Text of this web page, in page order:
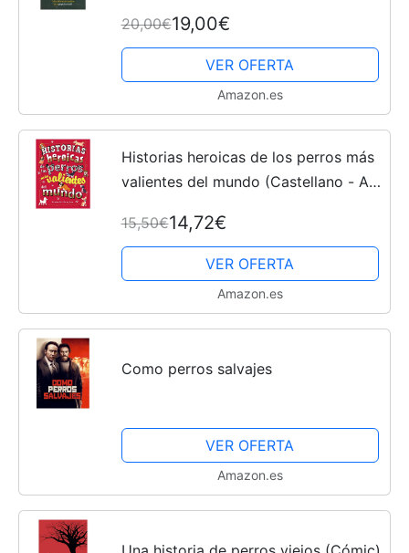
(ENTRELINEAS)
20,00€19,00€
VER OFERTA
Amazon.es
Historias heroicas de los perros más
valientes del mundo (Castellano - A
DIDÁCTICOS - Otros libros)
15,50€14,72€
VER OFERTA
Amazon.es
Como perros salvajes
VER OFERTA
Amazon.es